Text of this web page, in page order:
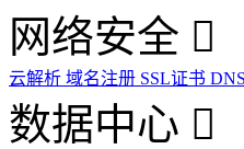
网络安全
云解析 域名注册 SSL证书
数据中心